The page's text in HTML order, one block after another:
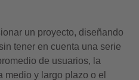
un proyecto, diseñando
tener en cuenta una serie
de usuarios, la
y largo plazo o el